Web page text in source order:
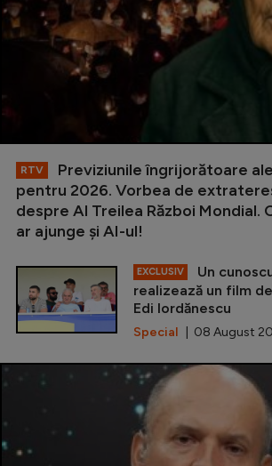
RTV
Previziunile îngrijorătoare
pentru 2026. Vorbea de
despre Al Treilea Război Mondial.
ar ajunge și AI-ul!
EXCLUSIV
Un
realizează un film
Edi Iordănescu
Special | 08 August